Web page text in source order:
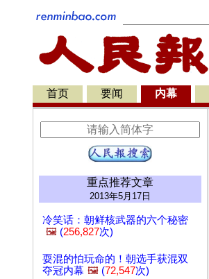
首页 要闻 内幕
重点推荐文章
2013年5月17日
冷笑话：朝鲜核武器的六个秘密
🖼️ (256,827次)
耍混的怕玩命的！朝选手获混双
夺冠内幕 🖼️ (72,547次)